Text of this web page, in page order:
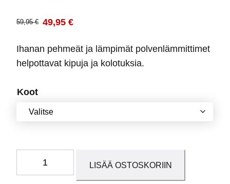
59,95€
Alkuperäinen
hinta
oli:
59,95 €.
49,95 €
Nykyinen
hinta
on:
49,95 €.
Ihanan pehmeät ja lämpimät polvenlämmittimet
helpottavat kipuja ja kolotuksia.
Koot
polvenlämmittimet
LISÄÄ OSTOSKORIIN